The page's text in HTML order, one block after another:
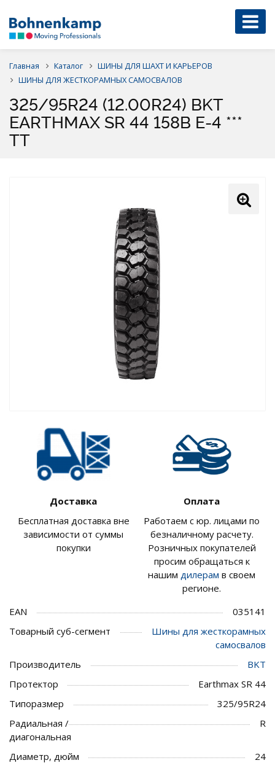
Главная Каталог
ШИНЫ ДЛЯ ШАХТ И КАРЬЕРОВ
ШИНЫ ДЛЯ ЖЕСТКОРАМНЫХ САМОСВАЛОВ
325/95R24 (12.00R24) BKT
EARTHMAX SR 44 158B E-4 ***
TT
Доставка
Бесплатная доставка вне
зависимости от суммы
покупки
Оплата
Работаем с юр. лицами по
безналичному расчету.
Розничных покупателей
просим обращаться к
нашим дилерам в своем
регионе.
EAN
035141
Товарный суб-сегмент
Шины для жесткорамных
самосвалов
Производитель
BKT
Протектор
Earthmax SR 44
Типоразмер
325/95R24
Радиальная /
диагональная
R
Диаметр, дюйм
24